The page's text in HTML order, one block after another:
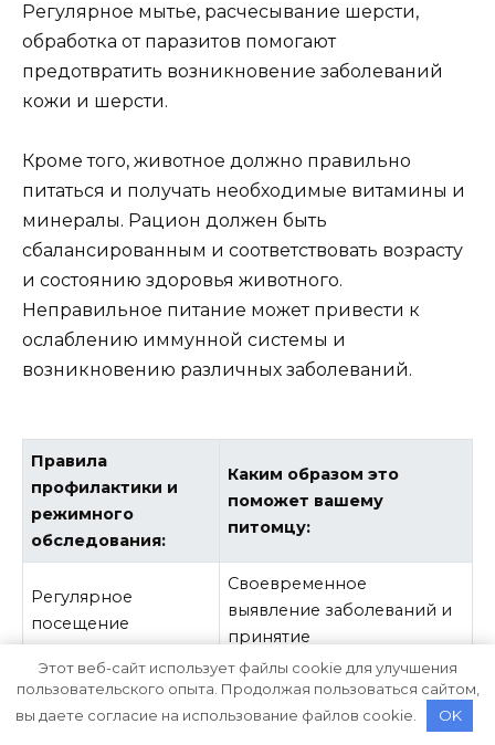
Регулярное мытье, расчесывание шерсти,
обработка от паразитов помогают
предотвратить возникновение заболеваний
кожи и шерсти.
Кроме того, животное должно правильно
питаться и получать необходимые витамины и
минералы. Рацион должен быть
сбалансированным и соответствовать возрасту
и состоянию здоровья животного.
Неправильное питание может привести к
ослаблению иммунной системы и
возникновению различных заболеваний.
Правила
профилактики и
режимного
обследования:
Каким образом это
поможет вашему
питомцу:
Регулярное
посещение
ветеринарного
врача
Своевременное
выявление заболеваний и
принятие
соответствующих мер
лечения
Этот веб-сайт использует файлы cookie для улучшения
пользовательского опыта. Продолжая пользоваться сайтом,
вы даете согласие на использование файлов cookie.
OK